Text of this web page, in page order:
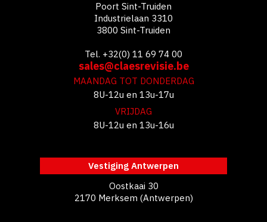
Poort Sint-Truiden
Industrielaan 3310
3800 Sint-Truiden
Tel. +32(0) 11 69 74 00
sales@claesrevisie.be
MAANDAG TOT DONDERDAG
8U-12u en 13u-17u
VRIJDAG
8U-12u en 13u-16u
Vestiging Antwerpen
Oostkaai 30
2170 Merksem (Antwerpen)